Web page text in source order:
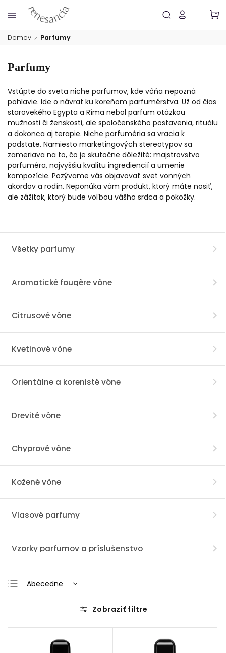
Domov / Parfumy
Parfumy
Vstúpte do sveta niche parfumov, kde vôňa nepozná
pohlavie. Ide o návrat ku koreňom parfumérstva. Už od čias
starovekého Egypta a Ríma nebol parfum otázkou
mužnosti či ženskosti, ale spoločenského postavenia, rituálu
a dokonca aj terapie. Niche parfuméria sa vracia k
podstate. Namiesto marketingových stereotypov sa
zameriava na to, čo je skutočne dôležité: majstrovstvo
parfuméra, najvyššiu kvalitu ingrediencií a umenie
kompozície. Pozývame vás objavovať svet vonných
akordov a rodín. Neponúka vám produkt, ktorý máte nosiť,
ale zážitok, ktorý bude voľbou vášho srdca a pokožky.
Všetky parfumy
Aromatické fougère vône
Citrusové vône
Kvetinové vône
Orientálne a korenisté vône
Drevité vône
Chyprové vône
Kožené vône
Vlasové parfumy
Vzorky parfumov a príslušenstvo
Abecedne
Najlacnejšie
Najdrahšie